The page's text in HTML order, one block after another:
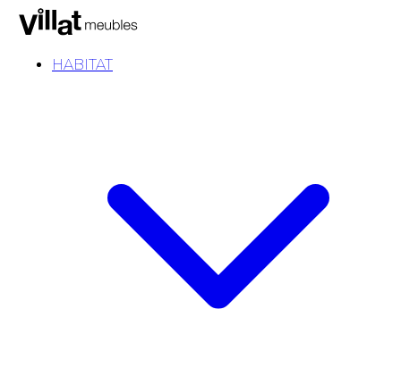
HABITAT